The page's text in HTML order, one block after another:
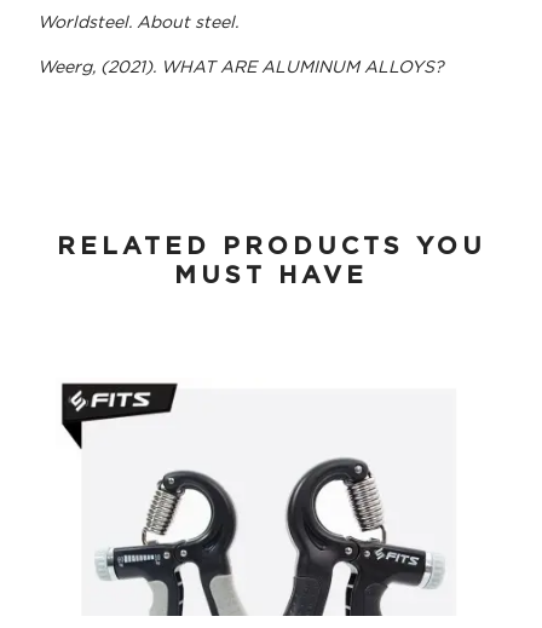
Worldsteel. About steel.
Weerg, (2021). WHAT ARE ALUMINUM ALLOYS?
RELATED PRODUCTS YOU
MUST HAVE
FITS Hand Grip Adjustable Counter